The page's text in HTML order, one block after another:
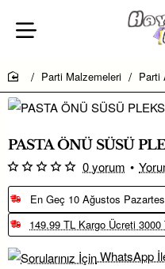
home
Parti Malzemeleri Parti
PASTA ÖNÜ SÜSÜ
En Geç 10 Ağustos
149.99 TL Kargo Ücreti
WhatsApp
0 yorum •